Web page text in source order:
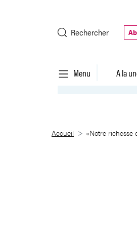
Rechercher
Menu A la
«Notre richesse
Accueil «Notre richesse